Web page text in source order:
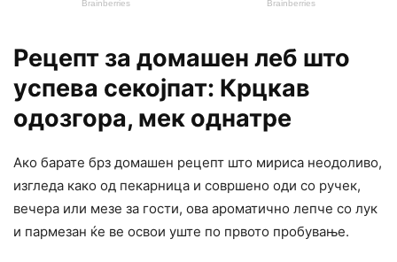
Рецепт за домашен леб што
успева секојпат: Крцкав
одозгора, мек однатре
Ако барате брз домашен рецепт што мириса неодоливо,
изгледа како од пекарница и совршено оди со ручек,
вечера или мезе за гости, ова ароматично лепче со лук
и пармезан ќе ве освои уште по првото пробување.